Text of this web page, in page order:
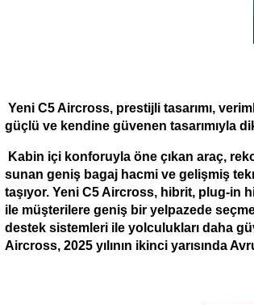
Yeni C5 Aircross, prestijli tasarımı,
güçlü ve kendine güvenen tasarımıyla
Kabin içi konforuyla öne çıkan araç,
sunan geniş bagaj hacmi ve gelişmiş
taşıyor. Yeni C5 Aircross, hibrit, plug-in
ile müşterilere geniş bir yelpazede
destek sistemleri ile yolculukları daha
Aircross, 2025 yılının ikinci yarısında